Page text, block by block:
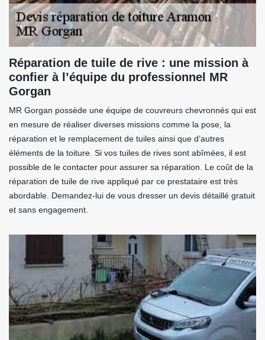
Réparation de tuile de rive : une mission à
confier à l’équipe du professionnel MR
Gorgan
MR Gorgan possède une équipe de couvreurs chevronnés qui est
en mesure de réaliser diverses missions comme la pose, la
réparation et le remplacement de tuiles ainsi que d’autres
éléments de la toiture. Si vos tuiles de rives sont abîmées, il est
possible de le contacter pour assurer sa réparation. Le coût de la
réparation de tuile de rive appliqué par ce prestataire est très
abordable. Demandez-lui de vous dresser un devis détaillé gratuit
et sans engagement.